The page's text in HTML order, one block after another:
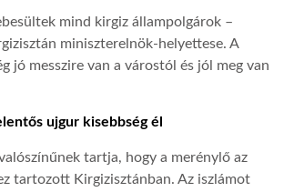
mind kirgiz állampolgárok –
miniszterelnök-helyettese. A
jó messzire van a várostól és jól meg van
ujgur kisebbség él
tartja, hogy a merénylő az
tartozott Kirgizisztánban. Az iszlámot